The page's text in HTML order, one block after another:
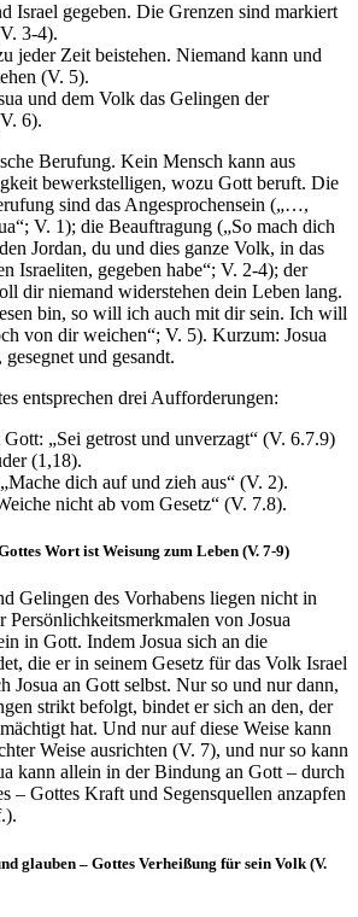
Israel gegeben. Die Grenzen sind markiert
3-4).
jeder Zeit beistehen. Niemand kann und
(V. 5).
und dem Volk das Gelingen der
6).
Berufung. Kein Mensch kann aus
bewerkstelligen, wozu Gott beruft. Die
sind das Angesprochensein („…,
V. 1); die Beauftragung („So mach dich
Jordan, du und dies ganze Volk, in das
Israeliten, gegeben habe“; V. 2-4); der
dir niemand widerstehen dein Leben lang.
bin, so will ich auch mit dir sein. Ich will
von dir weichen“; V. 5). Kurzum: Josua
und gesandt.
entsprechen drei Aufforderungen:
„Sei getrost und unverzagt“ (V. 6.7.9)
(1,18).
dich auf und zieh aus“ (V. 2).
nicht ab vom Gesetz“ (V. 7.8).
Wort ist Weisung zum Leben (V. 7-9)
Gelingen des Vorhabens liegen nicht in
Persönlichkeitsmerkmalen von Josua
in Gott. Indem Josua sich an die
die er in seinem Gesetz für das Volk Israel
Josua an Gott selbst. Nur so und nur dann,
strikt befolgt, bindet er sich an den, der
hat. Und nur auf diese Weise kann
Weise ausrichten (V. 7), und nur so kann
kann allein in der Bindung an Gott – durch
– Gottes Kraft und Segensquellen anzapfen
glauben – Gottes Verheißung für sein Volk (V.